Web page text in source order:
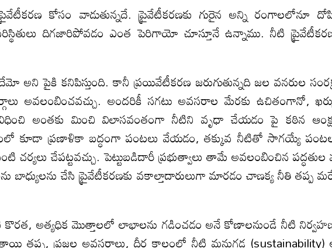
కోసం వాడుతున్నదే. ప్రైవేటీకరణకు గురైన అన్ని రంగాలలోనూ
దిగజారిపోవడం ఎంత పెరిగాయో చూస్తూనే ఉన్నాము. నీటి
పైకి కనిపిస్తుంది. కానీ ప్రయివేటీకరణ జరుగుతున్నది జల వనరుల
అవలంబించవచ్చు. అందరికీ సగటు అవసరాల మేరకు ఉచితంగానో,
అంతకు మించి విలాసవంతంగా నీటిని వృధా చేయడం పై కఠిన
కూడా ప్రణాళికా బద్ధంగా పంటలు వేయడం, తక్కువ నీటితో సాగయ్యే
చర్యలు చేపట్టవచ్చు. పెట్టుబడిదారీ ప్రభుత్వాలు తామే అవలంబించిన పద్ధతుల
బాధ్యులను చేసి ప్రైవేటీకరణకు వకాల్తాదారులుగా మారడం చాణక్య నీతి తప్ప
కొరత, అత్యధిక మొత్తాలలో లాభాలను గడించడం అనే కోణాలనుండే నీటి
తప్ప, ప్రజల అవసరాలు, దీర్ఘ కాలంలో నీటి మనుగడ (sustainability)